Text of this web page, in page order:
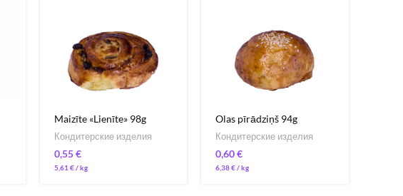
Maizīte «Lienīte» 98g
Кондитерские изделия
€
5,61 €/
Olas pīrādziņš 94g
Кондитерские изделия
€
6,38€/